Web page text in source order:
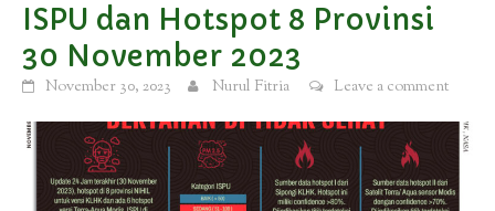
ISPU dan Hotspot 8 Provinsi
30 November 2023
November 30, 2023 Nurul Fitria Leave a comment